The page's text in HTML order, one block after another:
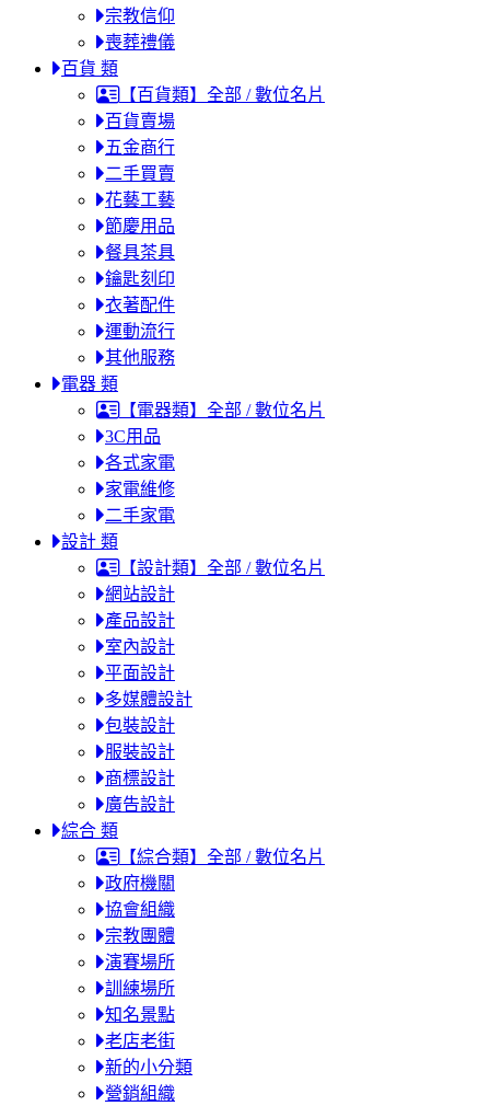
宗教信仰
喪葬禮儀
百貨 類
【百貨類】全部 / 數位名片
百貨賣場
五金商行
二手買賣
花藝工藝
節慶用品
餐具茶具
鑰匙刻印
衣著配件
運動流行
其他服務
電器 類
【電器類】全部 / 數位名片
3C用品
各式家電
家電維修
二手家電
設計 類
【設計類】全部 / 數位名片
網站設計
產品設計
室內設計
平面設計
多媒體設計
包裝設計
服裝設計
商標設計
廣告設計
綜合 類
【綜合類】全部 / 數位名片
政府機關
協會組織
宗教團體
演賽場所
訓練場所
知名景點
老店老街
新的小分類
營銷組織